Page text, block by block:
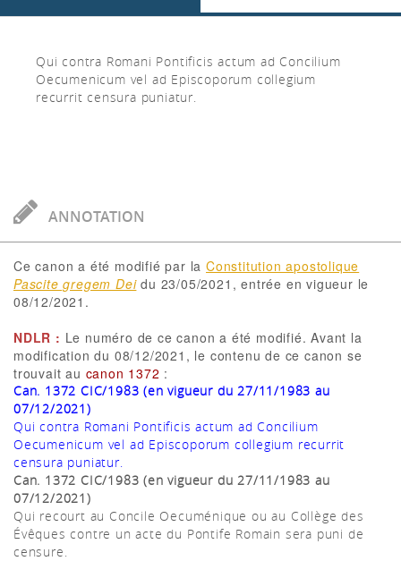
Qui contra Romani Pontificis actum ad Concilium
Oecumenicum vel ad Episcoporum collegium
recurrit censura puniatur.
ANNOTATION
Ce canon a été modifié par laConstitution apostolique
Pascite gregem Deidu 23/05/2021, entrée en vigueur le
08/12/2021.
NDLR : Le numéro de ce canon a été modifié. Avant la
modification du 08/12/2021, le contenu de ce canon se
trouvait au canon 1372 :
Can. 1372 CIC/1983 (en vigueur du 27/11/1983 au
07/12/2021)
Qui contra Romani Pontificis actum ad Concilium
Oecumenicum vel ad Episcoporum collegium recurrit
censura puniatur.
Can. 1372 CIC/1983 (en vigueur du 27/11/1983 au
07/12/2021)
Qui recourt au Concile Oecuménique ou au Collège des
Évêques contre un acte du Pontife Romain sera puni de
censure.